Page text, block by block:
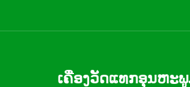
ເຄື່ອງວັດແທກອຸນຫະ